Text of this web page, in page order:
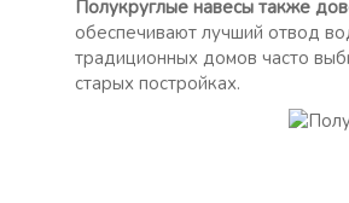
Полукруглые навесы также
обеспечивают лучший отвод
традиционных домов часто
старых постройках.